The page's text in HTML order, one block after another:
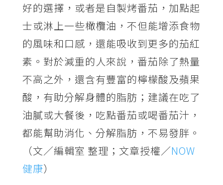
好的選擇，或者是自製烤番茄，加點起
士或淋上一些橄欖油，不但能增添食物
的風味和口感，還能吸收到更多的茄紅
素。對於減重的人來說，番茄除了熱量
不高之外，還含有豐富的檸檬酸及蘋果
酸，有助分解身體的脂肪；建議在吃了
油膩或大餐後，吃點番茄或喝番茄汁，
都能幫助消化、分解脂肪，不易發胖。
（文／編輯室 整理；文章授權／NOW
健康）